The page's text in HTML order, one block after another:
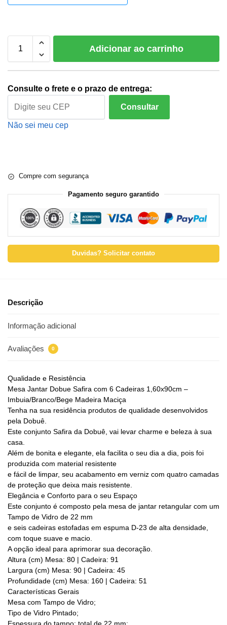
Adicionar ao carrinho
Consulte o frete e o prazo de entrega:
Consultar
Não sei meu cep
Compre com segurança
Pagamento seguro garantido
Duvidas? Solicitar contato
Descrição
Informação adicional
Avaliações 0
Qualidade e Resistência
Mesa Jantar Dobue Safira com 6 Cadeiras 1,60x90cm –
Imbuia/Branco/Bege Madeira Maciça
Tenha na sua residência produtos de qualidade desenvolvidos
pela Dobuê.
Este conjunto Safira da Dobuê, vai levar charme e beleza à sua
casa.
Além de bonita e elegante, ela facilita o seu dia a dia, pois foi
produzida com material resistente
e fácil de limpar, seu acabamento em verniz com quatro camadas
de proteção que deixa mais resistente.
Elegância e Conforto para o seu Espaço
Este conjunto é composto pela mesa de jantar retangular com um
Tampo de Vidro de 22 mm
e seis cadeiras estofadas em espuma D-23 de alta densidade,
com toque suave e macio.
A opção ideal para aprimorar sua decoração.
Altura (cm) Mesa: 80 | Cadeira: 91
Largura (cm) Mesa: 90 | Cadeira: 45
Profundidade (cm) Mesa: 160 | Cadeira: 51
Características Gerais
Mesa com Tampo de Vidro;
Tipo de Vidro Pintado;